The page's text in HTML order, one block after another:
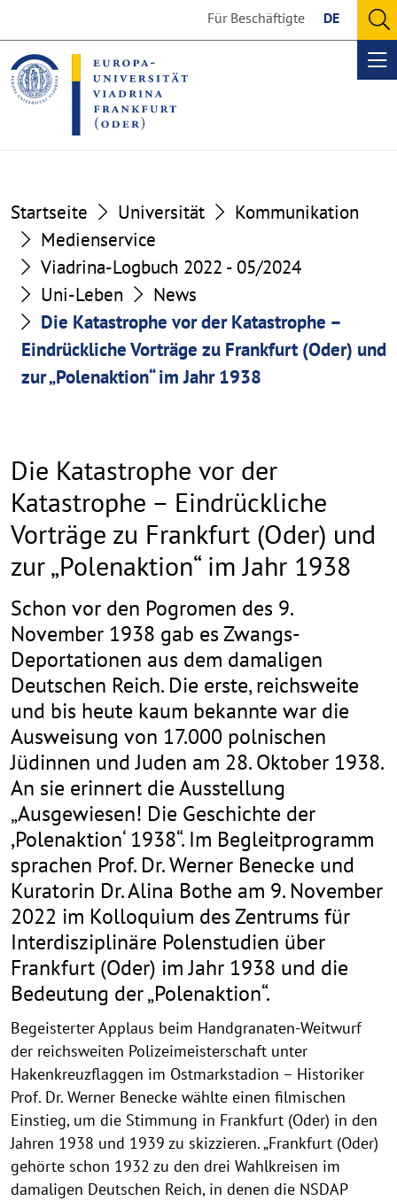
the
content
section
the
footer
section
Für Beschäftigte DE
Startseite Universität
Kommunikation
Medienservice
Viadrina-Logbuch 2022 - 05/2024
Uni-Leben
News
Die Katastrophe vor der Katastrophe –
Eindrückliche Vorträge zu Frankfurt (Oder) und
zur „Polenaktion“ im Jahr 1938
Die Katastrophe vor der
Katastrophe – Eindrückliche
Vorträge zu Frankfurt (Oder) und
zur „Polenaktion“ im Jahr 1938
Schon vor den Pogromen des 9.
November 1938 gab es Zwangs-
Deportationen aus dem damaligen
Deutschen Reich. Die erste, reichsweite
und bis heute kaum bekannte war die
Ausweisung von 17.000 polnischen
Jüdinnen und Juden am 28. Oktober 1938.
An sie erinnert die Ausstellung
„Ausgewiesen! Die Geschichte der
,Polenaktion‘ 1938“. Im Begleitprogramm
sprachen Prof. Dr. Werner Benecke und
Kuratorin Dr. Alina Bothe am 9. November
2022 im Kolloquium des Zentrums für
Interdisziplinäre Polenstudien über
Frankfurt (Oder) im Jahr 1938 und die
Bedeutung der „Polenaktion“.
Begeisterter Applaus beim Handgranaten-Weitwurf
der reichsweiten Polizeimeisterschaft unter
Hakenkreuzflaggen im Ostmarkstadion – Historiker
Prof. Dr. Werner Benecke wählte einen filmischen
Einstieg, um die Stimmung in Frankfurt (Oder) in den
Jahren 1938 und 1939 zu skizzieren. „Frankfurt (Oder)
gehörte schon 1932 zu den drei Wahlkreisen im
damaligen Deutschen Reich, in denen die NSDAP